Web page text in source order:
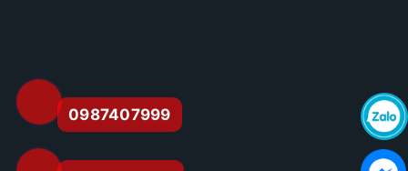
0987407999